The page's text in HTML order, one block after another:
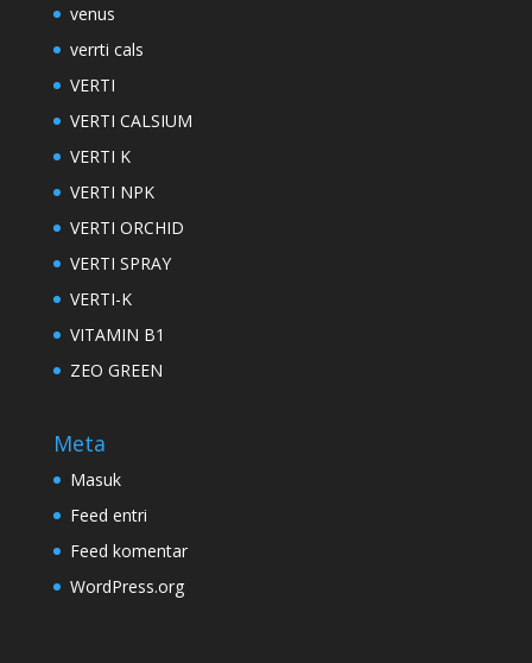
venus
verrti cals
VERTI
VERTI CALSIUM
VERTI K
VERTI NPK
VERTI ORCHID
VERTI SPRAY
VERTI-K
VITAMIN B1
ZEO GREEN
Meta
Masuk
Feed entri
Feed komentar
WordPress.org